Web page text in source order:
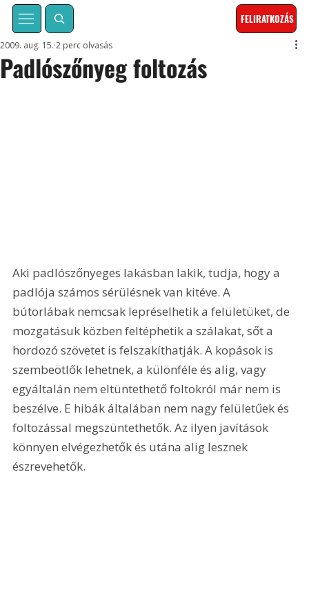
FELIRATKOZÁS
Padlószőnyeg foltozás
2009. aug. 15. 2 perc olvasás
Aki padlószőnyeges lakásban lakik, tudja, hogy a
padlója számos sérülésnek van kitéve. A
bútorlábak nemcsak lepréselhetik a felületüket, de
mozgatásuk közben feltéphetik a szálakat, sőt a
hordozó szövetet is felszakíthatják. A kopások is
szembeötlők lehetnek, a különféle és alig, vagy
egyáltalán nem eltüntethető foltokról már nem is
beszélve. E hibák általában nem nagy felületűek és
foltozással megszüntethetők. Az ilyen javítások
könnyen elvégezhetők és utána alig lesznek
észrevehetők.